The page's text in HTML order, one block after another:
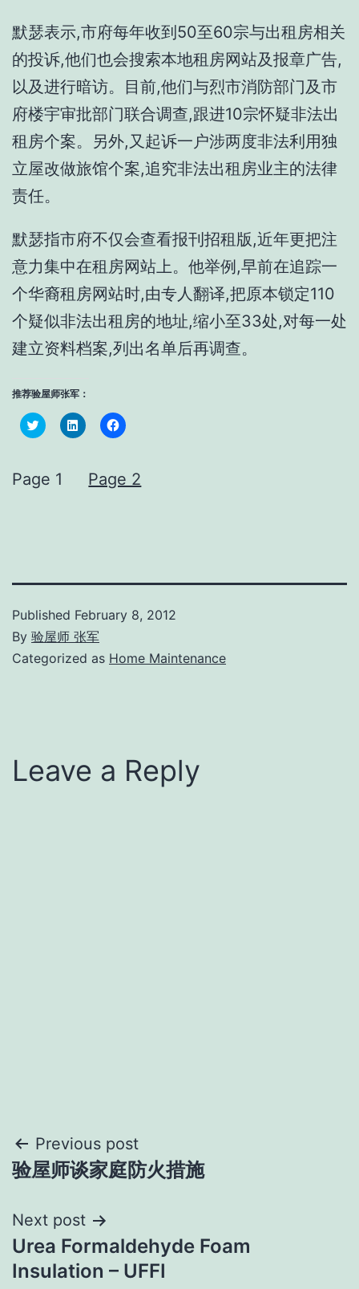
默瑟表示,市府每年收到50至60宗与出租房相关
的投诉,他们也会搜索本地租房网站及报章广告,
以及进行暗访。目前,他们与烈市消防部门及市
府楼宇审批部门联合调查,跟进10宗怀疑非法出
租房个案。另外,又起诉一户涉两度非法利用独
立屋改做旅馆个案,追究非法出租房业主的法律
责任。
默瑟指市府不仅会查看报刊招租版,近年更把注
意力集中在租房网站上。他举例,早前在追踪一
个华裔租房网站时,由专人翻译,把原本锁定110
个疑似非法出租房的地址,缩小至33处,对每一处
建立资料档案,列出名单后再调查。
推荐验屋师张军：
Click
to
(Opens
in
Click
to
(Opens
in
Click
to
(Opens
in
Page 1 Page 2
Published February 8, 2012
By 验屋师 张军
Categorized as Home Maintenance
Leave a Reply
Post
navigation
Previous post
验屋师谈家庭防火措施
Next post
Urea Formaldehyde Foam
Insulation – UFFI